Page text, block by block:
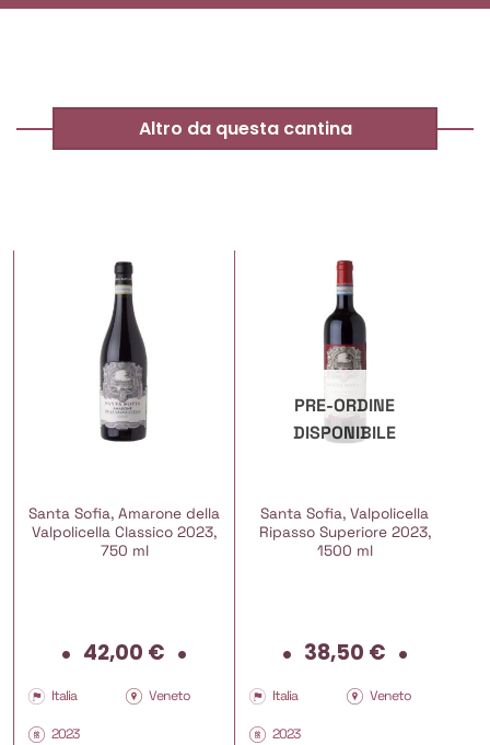
Altro da questa cantina
Santa Sofia, Amarone della
Valpolicella Classico 2023,
750 ml
42,00 €
Italia Veneto
2023
PRE-ORDINE
DISPONIBILE
Santa Sofia, Valpolicella
Ripasso Superiore 2023,
1500 ml
38,50 €
Italia Veneto
2023